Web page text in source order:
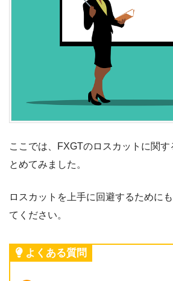
ここでは、FXGTのロスカットに関す
とめてみました。
ロスカットを上手に回避するために
てください。
よくある質問